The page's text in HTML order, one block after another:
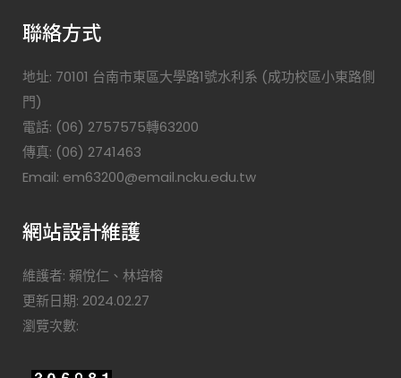
聯絡方式
地址: 70101 台南市東區大學路1號水利系 (成功校區小東路側
門)
電話: (06) 2757575轉63200
傳真: (06) 2741463
Email: em63200@email.ncku.edu.tw
網站設計維護
維護者: 賴悅仁、林培榕
更新日期: 2024.02.27
瀏覽次數: